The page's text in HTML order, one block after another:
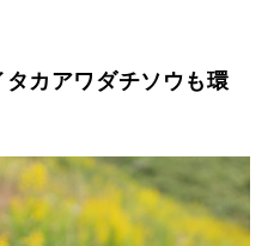
カアワダチソウも環